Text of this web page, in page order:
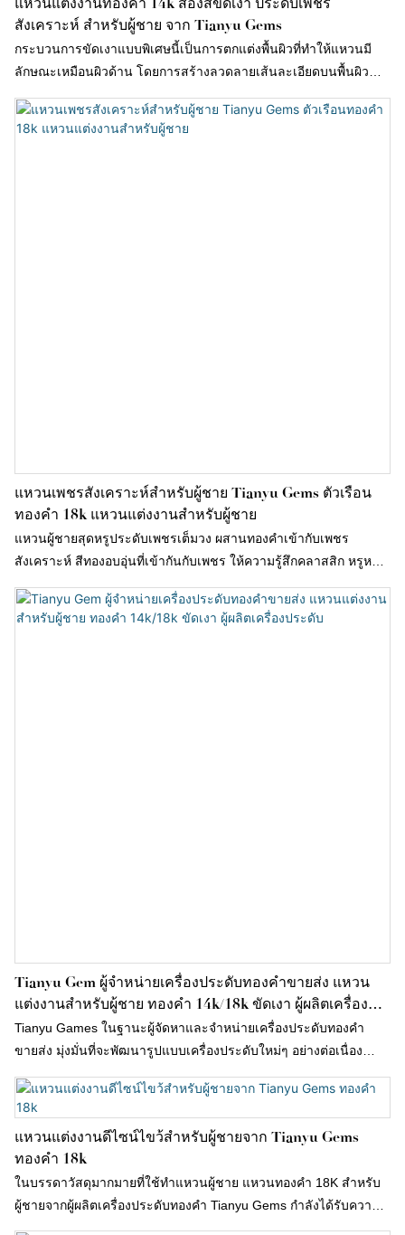
สังเคราะห์ สำหรับผู้ชาย จาก Tianyu Gems
กระบวนการขัดเงาแบบพิเศษนี้เป็นการตกแต่งพื้นผิวที่ทำให้แหวนมี
ลักษณะเหมือนผิวด้าน โดยการสร้างลวดลายเส้นละเอียดบนพื้นผิว
โลหะ ลวดลายนี้มีความละเอียดอ่อนและไม่โดดเด่น ทำให้แหวนดูหรู
หราอย่างมีระดับ
แหวนเพชรสังเคราะห์สำหรับผู้ชาย Tianyu Gems ตัวเรือน
ทองคำ 18k แหวนแต่งงานสำหรับผู้ชาย
แหวนผู้ชายสุดหรูประดับเพชรเต็มวง ผสานทองคำเข้ากับเพชร
สังเคราะห์ สีทองอบอุ่นที่เข้ากันกับเพชร ให้ความรู้สึกคลาสสิก หรูหรา
พร้อมกับการกลับมาของเทรนด์เรโทร
Tianyu Gem ผู้จำหน่ายเครื่องประดับทองคำขายส่ง แหวน
แต่งงานสำหรับผู้ชาย ทองคำ 14k/18k ขัดเงา ผู้ผลิตเครื่อง
ประดับ
Tianyu Games ในฐานะผู้จัดหาและจำหน่ายเครื่องประดับทองคำ
ขายส่ง มุ่งมั่นที่จะพัฒนารูปแบบเครื่องประดับใหม่ๆ อย่างต่อเนื่อง
ระหว่างเดินทาง มีสไตล์และใช้งานได้หลากหลาย เป็นวิธีที่สมบูรณ์
แบบในการแสดงออกถึงความสามารถด้านแฟชั่นของคุณ เหมาะ
สำหรับงานแต่งงานหรือโอกาสพิเศษอื่นๆ เรามีแหวนสำหรับผู้ชายให้
เลือกมากมาย
แหวนแต่งงานดีไซน์ไขว้สำหรับผู้ชายจาก Tianyu Gems
ทองคำ 18k
ในบรรดาวัสดุมากมายที่ใช้ทำแหวนผู้ชาย แหวนทองคำ 18K สำหรับ
ผู้ชายจากผู้ผลิตเครื่องประดับทองคำ Tianyu Gems กำลังได้รับความ
นิยมมากขึ้นเรื่อย ๆ โดยเฉพาะอย่างยิ่งแหวนที่มีดีไซน์รูปกากบาทและ